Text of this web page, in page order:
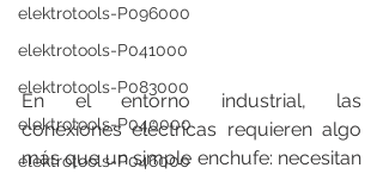
elektrotools-P096000
elektrotools-P041000
elektrotools-P083000
elektrotools-P040000
elektrotools-P046000
En el entorno industrial, las
conexiones eléctricas requieren algo
más que un simple enchufe: necesitan